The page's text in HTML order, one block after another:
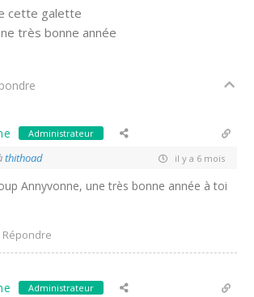
cette galette
très bonne année
Administrateur
thithoad il y a 6 mois
Annyvonne, une très bonne année à toi
Répondre
Administrateur